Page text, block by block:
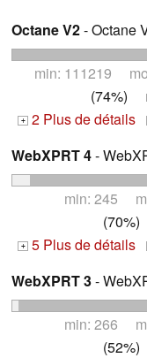
Octane V2- Octane
min: 111219
(74%)
+ 2 Plus de détails
WebXPRT 4-
min: 245
(70%)
+ 5 Plus de détails
WebXPRT 3-
min: 266
(52%)